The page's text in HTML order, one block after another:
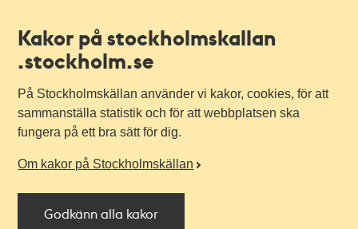
Kakor på stockholmskallan
.stockholm.se
På Stockholmskällan använder vi kakor, cookies, för att
sammanställa statistik och för att webbplatsen ska
fungera på ett bra sätt för dig.
Om kakor på Stockholmskällan
Godkänn alla kakor